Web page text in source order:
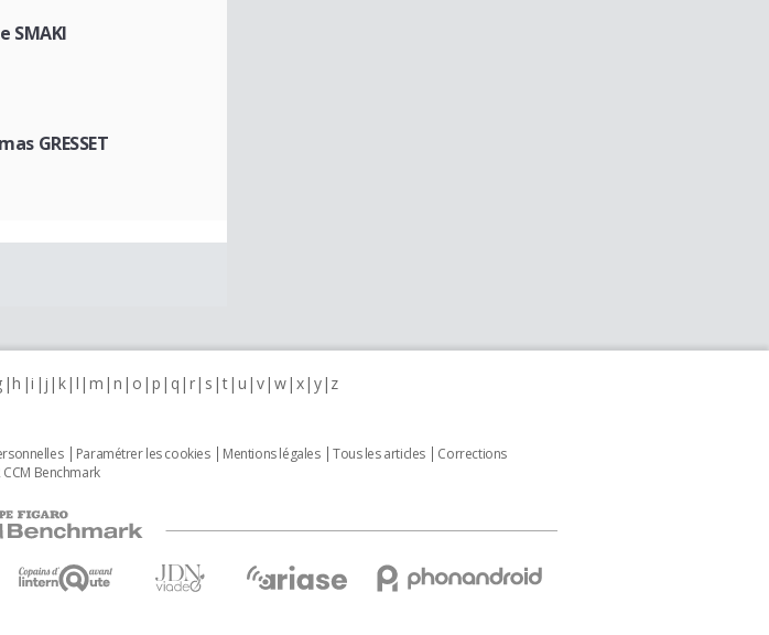
SMAKI
GRESSET
h i j k l m n o p q r s t u v w x y z
Paramétrer les cookies Mentions légales Tous les articles
Corrections
Benchmark